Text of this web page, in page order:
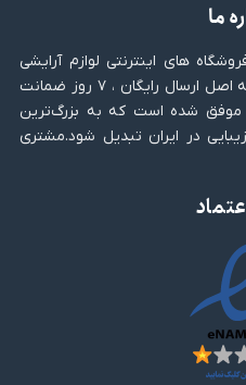
ما
های اینترنتی لوازم آرایشی
بهداشتی و زیبایی با پایبندی به سه اصل ارسال رایگان ، ۷ روز ضمانت
موفق شده است که به بزرگ‌ترین
در ایران تبدیل شود.مشتری